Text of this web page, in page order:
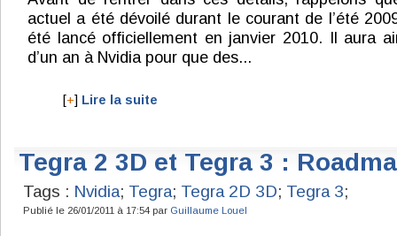
actuel a été dévoilé durant le courant de l’été
été lancé officiellement en janvier 2010. Il aura
d’un an à Nvidia pour que des...
[+] Lire la suite
Tegra 2 3D et Tegra 3 :
Tags : Nvidia; Tegra; Tegra 2D 3D; Tegra 3;
Publié le 26/01/2011 à 17:54 par Guillaume Louel